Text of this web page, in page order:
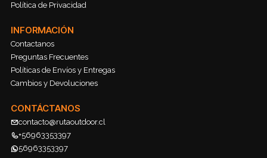
Política de Privacidad
INFORMACIÓN
Contactanos
Preguntas Frecuentes
Políticas de Envíos y Entregas
Cambios y Devoluciones
CONTÁCTANOS
contacto@rutaoutdoor.cl
+56963353397
56963353397